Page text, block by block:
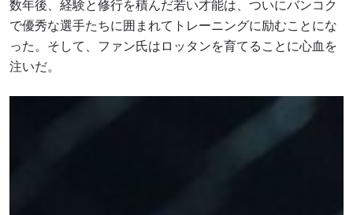
数年後、経験と修行を積んだ若い才能は、ついにバンコク
で優秀な選手たちに囲まれてトレーニングに励むことにな
った。そして、ファン氏はロッタンを育てることに心血を
注いだ。